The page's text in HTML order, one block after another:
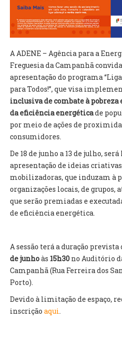
VÍDEOS
AUTARQUIA
CONSTITUIÇÃO
PRESIDENTE
EXECUTIVO E PELOUROS
ASSEMBLEIA DE FREGUESIA
GRAVAÇÕES DAS REUNIÕES
DOCUMENTOS
ATAS E DOCUMENTOS DA ASSEMBLEIA
EDITAIS
REGULAMENTOS E TAXAS
PLANO E ORÇAMENTO
RELATÓRIO E CONTAS
CÓDIGO DE CONDUTA
ORÇAMENTO COLABORATIVO
FUNDO DE APOIO AO ASSOCIATIVISMO
SUBVENÇÕES PÚBLICAS
SERVIÇOS
A ADENE – Agência para a
Freguesia da Campanhã
apresentação do programa
para Todos!”, que visa
inclusiva de combate à pobreza
da eficiência energéticade
por meio de ações de
consumidores.
De 18 de junho a 13 de julho,
apresentação de ideias
mobilizadoras, que induzam à
organizações locais, de grupos,
que serão premiadas e
de eficiência energética.
A sessão terá a duração prevista
de junhoàs 15h30 no Auditório
Campanhã (Rua Ferreira dos
Porto).
Devido à limitação de espaço,
inscrição aqui.